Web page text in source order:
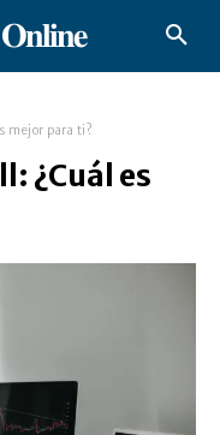
mejor para ti?
¿Cuál es